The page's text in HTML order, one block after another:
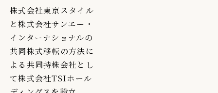
TSIトピックス
Foreign Investor
採用情報
株式会社東京スタイル
と株式会社サンエー・
インターナショナルの
共同株式移転の方法に
よる共同持株会社とし
て株式会社TSIホール